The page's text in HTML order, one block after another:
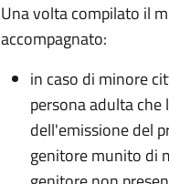
Una volta compilato il
accompagnato:
in caso di minore
persona adulta che
dell'emissione del
genitore munito di